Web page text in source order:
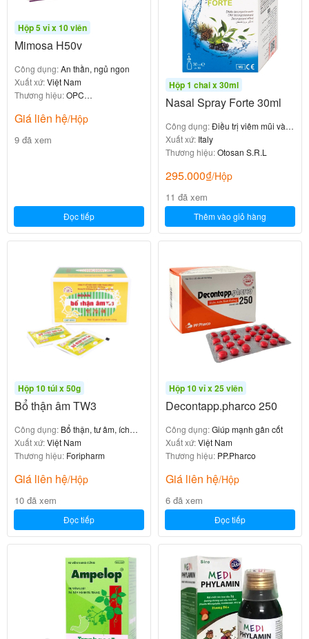
Hộp 5 vỉ x 10 viên
Mimosa H50v
Công dụng:An thần, ngủ ngon
Xuất xứ:Việt Nam
Thương hiệu:OPC
Giá liên hệ/Hộp
9 đã xem
Đọc tiếp
Hộp 1 chai x 30ml
Nasal Spray Forte 30ml
Công dụng:Điều trị viêm mũi và
viêm xoang
Xuất xứ: Italy
Thương hiệu:Otosan S.R.L
295.000₫/Hộp
11 đã xem
Thêm vào giỏ hàng
Hộp 10 túi x 50g
Bổ thận âm TW3
Công dụng: Bổ thận, tư âm, ích
tinh huyết
Xuất xứ:Việt Nam
Thương hiệu: Foripharm
Giá liên hệ/Hộp
10 đã xem
Đọc tiếp
Hộp 10 vỉ x 25 viên
Decontapp.pharco 250
Công dụng:Giúp mạnh gân cốt
Xuất xứ:Việt Nam
Thương hiệu: PP.Pharco
Giá liên hệ/Hộp
6 đã xem
Đọc tiếp